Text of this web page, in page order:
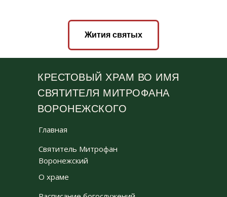
Жития святых
Главная
Святитель Митрофан
Воронежский
О храме
КРЕСТОВЫЙ ХРАМ ВО ИМЯ
СВЯТИТЕЛЯ МИТРОФАНА
ВОРОНЕЖСКОГО